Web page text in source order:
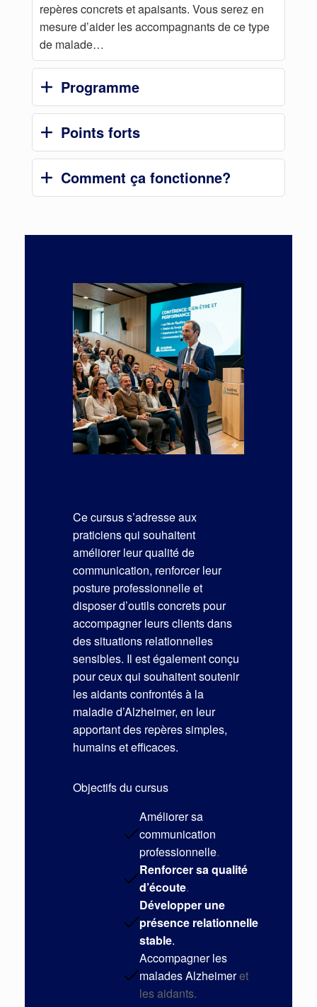
repères concrets et apaisants. Vous serez en
mesure d’aider les accompagnants de ce type
de malade…
Programme
Points forts
Comment ça fonctionne?
Ce cursus s’adresse aux
praticiens qui souhaitent
améliorer leur qualité de
communication, renforcer leur
posture professionnelle et
disposer d’outils concrets pour
accompagner leurs clients dans
des situations relationnelles
sensibles. Il est également conçu
pour ceux qui souhaitent soutenir
les aidants confrontés à la
maladie d’Alzheimer, en leur
apportant des repères simples,
humains et efficaces.
Objectifs du cursus
Améliorer sa
communication
professionnelle.
Renforcer sa qualité
d’écoute.
Développer une
présence relationnelle
stable.
Accompagner les
malades Alzheimeret
les aidants.